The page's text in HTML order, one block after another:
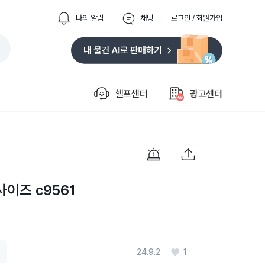
나의 알림 채팅 로그인 / 회원가입
헬프센터 광고센터
이즈 c9561
24.9.2 1